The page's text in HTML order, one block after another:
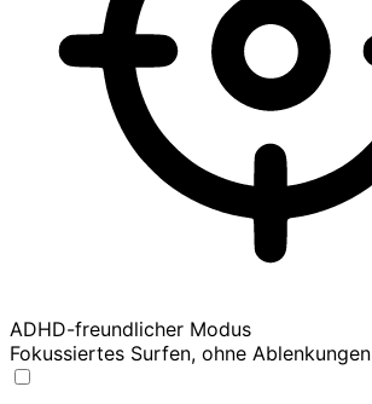
ADHD-freundlicher Modus
Fokussiertes Surfen, ohne Ablenkungen